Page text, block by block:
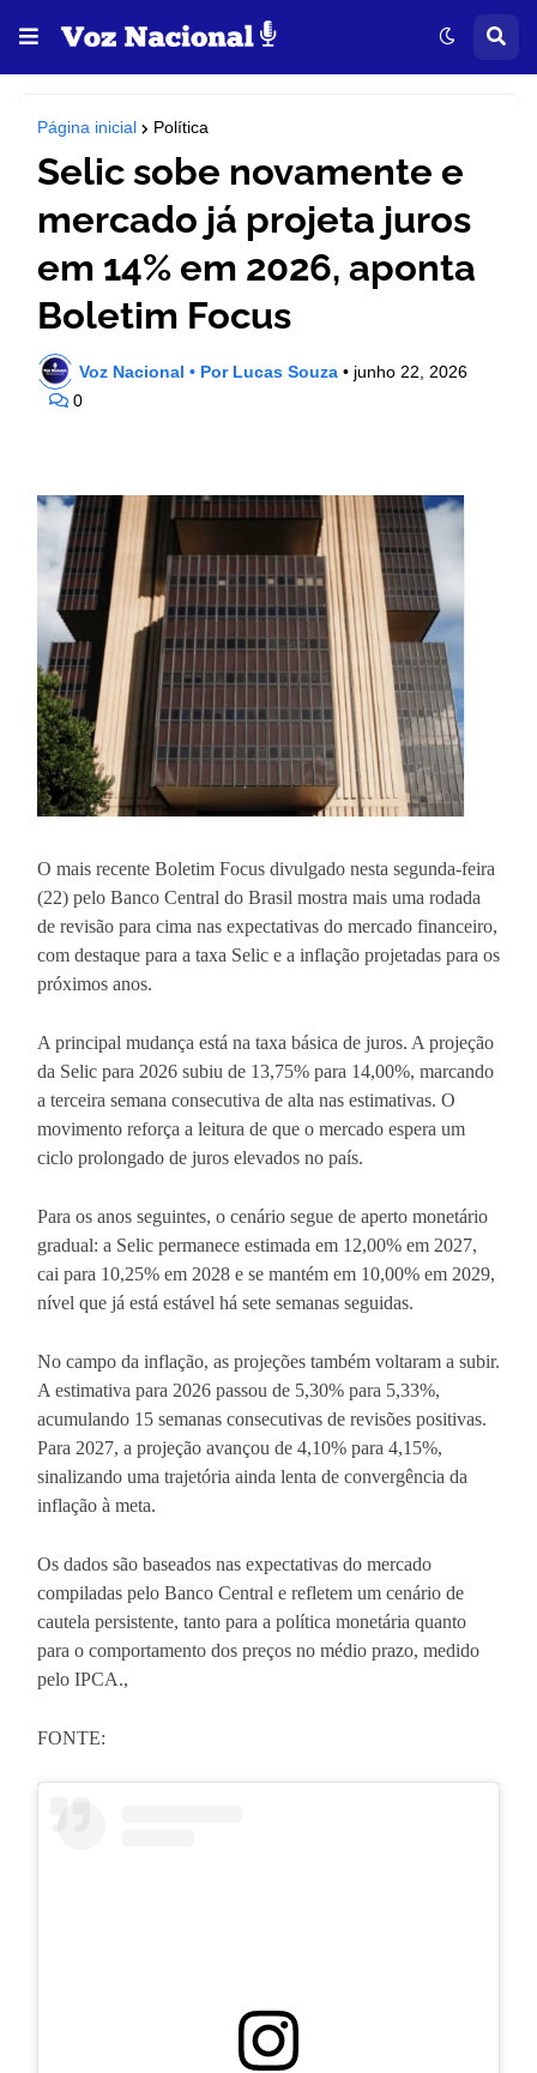
Página inicial Política
Selic sobe novamente e
mercado já projeta juros
em 14% em 2026, aponta
Boletim Focus
Voz Nacional • Por Lucas Souza • junho 22, 2026
0
O mais recente Boletim Focus divulgado nesta segunda-feira
(22) pelo Banco Central do Brasil mostra mais uma rodada
de revisão para cima nas expectativas do mercado financeiro,
com destaque para a taxa Selic e a inflação projetadas para os
próximos anos.
A principal mudança está na taxa básica de juros. A projeção
da Selic para 2026 subiu de 13,75% para 14,00%, marcando
a terceira semana consecutiva de alta nas estimativas. O
movimento reforça a leitura de que o mercado espera um
ciclo prolongado de juros elevados no país.
Para os anos seguintes, o cenário segue de aperto monetário
gradual: a Selic permanece estimada em 12,00% em 2027,
cai para 10,25% em 2028 e se mantém em 10,00% em 2029,
nível que já está estável há sete semanas seguidas.
No campo da inflação, as projeções também voltaram a subir.
A estimativa para 2026 passou de 5,30% para 5,33%,
acumulando 15 semanas consecutivas de revisões positivas.
Para 2027, a projeção avançou de 4,10% para 4,15%,
sinalizando uma trajetória ainda lenta de convergência da
inflação à meta.
Os dados são baseados nas expectativas do mercado
compiladas pelo Banco Central e refletem um cenário de
cautela persistente, tanto para a política monetária quanto
para o comportamento dos preços no médio prazo, medido
pelo IPCA.,
FONTE: